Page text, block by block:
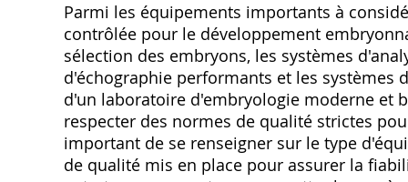
Parmi les équipements importants à
contrôlée pour le développement
sélection des embryons‚ les systèmes
d'échographie performants et les systèmes
d'un laboratoire d'embryologie moderne et
respecter des normes de qualité strictes
important de se renseigner sur le type
de qualité mis en place pour assurer la